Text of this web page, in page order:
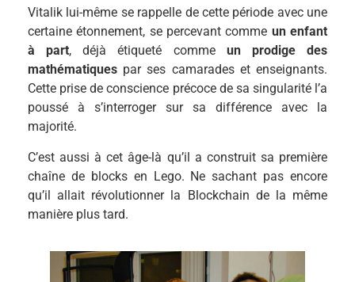
Vitalik lui-même se rappelle de cette période avec une
certaine étonnement, se percevant comme un enfant
à part, déjà étiqueté comme un prodige des
mathématiques par ses camarades et enseignants.
Cette prise de conscience précoce de sa singularité l’a
poussé à s’interroger sur sa différence avec la
majorité.
C’est aussi à cet âge-là qu’il a construit sa première
chaîne de blocks en Lego. Ne sachant pas encore
qu’il allait révolutionner la Blockchain de la même
manière plus tard.